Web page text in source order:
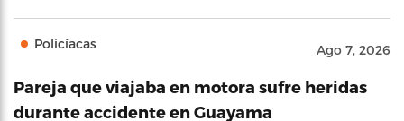
Policíacas Ago 7, 2026
Pareja que viajaba en motora sufre heridas
durante accidente en Guayama